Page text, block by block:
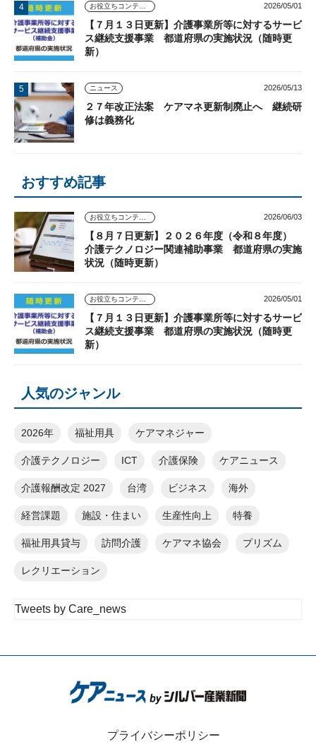
2026/05/01
【７月１３日更新】介護事業所等に対するサービ
ス継続支援事業 都道府県の実施状況（随時更
新）
ニュース 2026/05/13
２７年改正法案 ケアマネ更新制廃止へ 継続研
修は義務化
おすすめ記事
2026/06/03
【８月７日更新】２０２６年度（令和８年度）
介護テクノロジー関連補助事業 都道府県の実施
状況（随時更新）
2026/05/01
【７月１３日更新】介護事業所等に対するサービ
ス継続支援事業 都道府県の実施状況（随時更
新）
人気のジャンル
2026年 福祉用具 ケアマネジャー
介護テクノロジー ICT 介護保険 ケアニュース
介護報酬改定 2027 台湾 ビジネス 海外
経営課題 施設・住まい 生産性向上 特養
福祉用具貸与 訪問介護 ケアマネ協会 プリズム
レクリエーション
Tweets by Care_news
プライバシーポリシー